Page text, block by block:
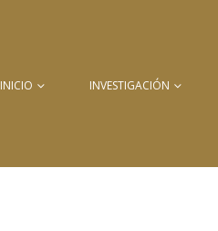
INICIO INVESTIGACIÓN